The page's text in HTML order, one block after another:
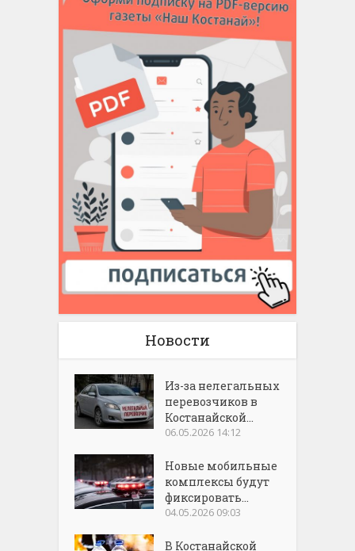
Новости
Из-за нелегальных
перевозчиков в
Костанайской...
06.05.2026 14:12
Новые мобильные
комплексы будут
фиксировать...
04.05.2026 09:03
В Костанайской